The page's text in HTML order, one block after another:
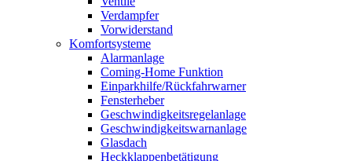
Verdampfer
Vorwiderstand
Komfortsysteme
Alarmanlage
Coming-Home Funktion
Einparkhilfe/Rückfahrwarner
Fensterheber
Geschwindigkeitsregelanlage
Geschwindigkeitswarnanlage
Glasdach
Heckklappenbetätigung